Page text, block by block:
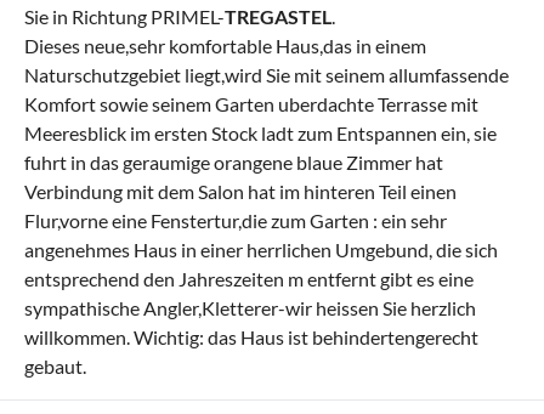
Sie in Richtung PRIMEL-TREGASTEL
Dieses neue,sehr komfortable Haus,das in einem
Naturschutzgebiet liegt,wird Sie mit seinem allumfassende
Komfort sowie seinem Garten uberdachte Terrasse mit
Meeresblick im ersten Stock ladt zum Entspannen ein, sie
fuhrt in das geraumige orangene blaue Zimmer hat
Verbindung mit dem Salon hat im hinteren Teil einen
Flur,vorne eine Fenstertur,die zum Garten : ein sehr
angenehmes Haus in einer herrlichen Umgebund, die sich
entsprechend den Jahreszeiten m entfernt gibt es eine
sympathische Angler,Kletterer-wir heissen Sie herzlich
willkommen. Wichtig: das Haus ist behindertengerecht
gebaut.